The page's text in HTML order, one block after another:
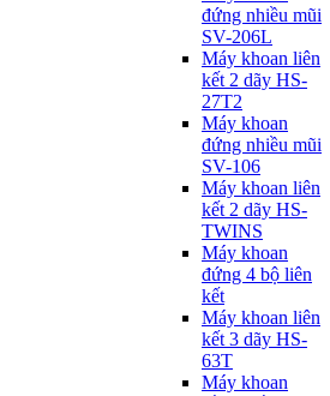
đứng nhiều mũi
SV-206L
Máy khoan liên
kết 2 dãy HS-
27T2
Máy khoan
đứng nhiều mũi
SV-106
Máy khoan liên
kết 2 dãy HS-
TWINS
Máy khoan
đứng 4 bộ liên
kết
Máy khoan liên
kết 3 dãy HS-
63T
Máy khoan